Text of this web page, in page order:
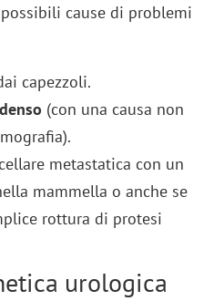
cause di problemi
capezzoli.
(con una causa non
metastatica con un
mammella o anche se
rottura di protesi
urologica